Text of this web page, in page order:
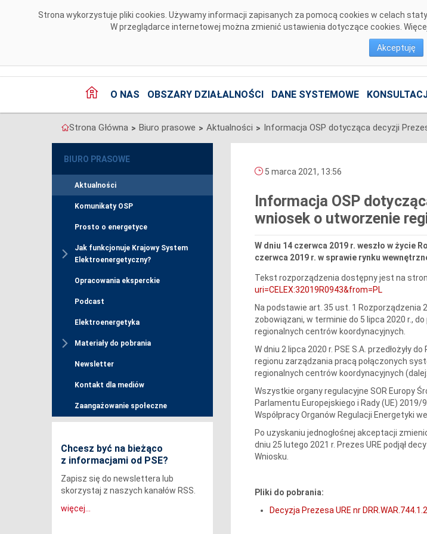
Strona wykorzystuje pliki cookies. Używamy informacji zapisanych za pomocą cookies w celach
W przeglądarce internetowej można zmienić ustawienia dotyczące cookies.
Akceptuję
O NAS OBSZARY DZIAŁALNOŚCI DANE SYSTEMOWE
Strona Główna > Biuro prasowe > Aktualności >
BIURO PRASOWE
Aktualności
Komunikaty OSP
Prosto o energetyce
Jak funkcjonuje Krajowy System
Elektroenergetyczny?
Opracowania eksperckie
Podcast
Elektroenergetyka
Materiały do pobrania
Newsletter
Kontakt dla mediów
Zaangażowanie społeczne
Chcesz być na bieżąco
z informacjami od PSE?
Zapisz się do newslettera lub
skorzystaj z naszych kanałów RSS.
więcej...
5 marca 2021, 13:56
Informacja OSP
wniosek o utworzenie
W dniu 14 czerwca 2019 r. weszło w życie
czerwca 2019 r. w sprawie rynku
Tekst rozporządzenia dostępny jest na
uri=CELEX:32019R0943&from=PL
Na podstawie art. 35 ust. 1
zobowiązani, w terminie do 5 lipca 2020 r.,
regionalnych centrów koordynacyjnych.
W dniu 2 lipca 2020 r. PSE S.A. przedłożyły
regionu zarządzania pracą połączonych
regionalnych centrów koordynacyjnych (dalej:
Wszystkie organy regulacyjne SOR Europy
Parlamentu Europejskiego i Rady (UE)
Współpracy Organów Regulacji Energetyki
Po uzyskaniu jednogłośnej akceptacji
dniu 25 lutego 2021 r. Prezes URE podjął
Wniosku.
Pliki do pobrania:
Decyzja Prezesa URE nr